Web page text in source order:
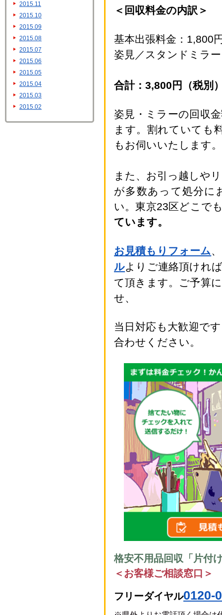
＜回収料金の内訳＞
基本出張料金：1,800
姿見／スタンドミラ
合計：3,800円（税別
姿見・ミラーの回収
ます。割れていても
もお伺いいたします。
また、お引っ越しや
が多数あって処分に
い。東京23区どこで
ています。
お見積もりフォーム
ルよりご連絡頂けれ
て頂きます。ご予算
せ、
当日対応も大歓迎で
合わせください。
格安不用品回収「片付
＜お客様ご相談窓口＞
フリーダイヤル0120-
2015.11
2015.10
2015.09
2015.08
2015.07
2015.06
2015.05
2015.04
2015.03
2015.02